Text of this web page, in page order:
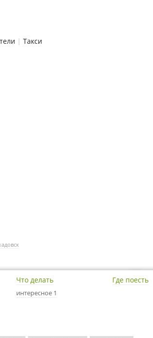
| Такси
Что делать
интересное 1
Где поесть